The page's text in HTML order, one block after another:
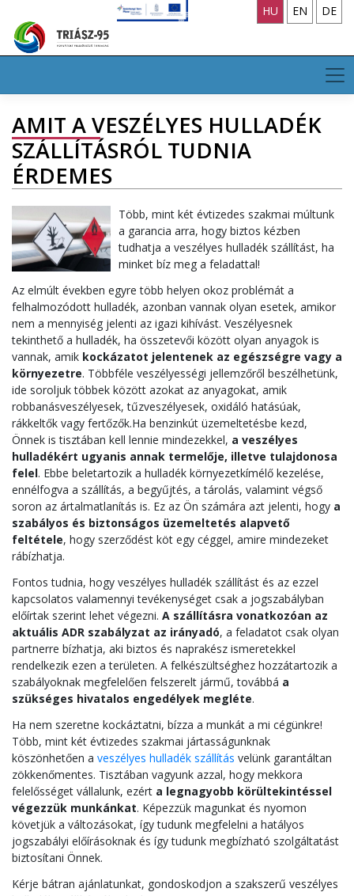
content
HU EN DE
AMIT A VESZÉLYES HULLADÉK
SZÁLLÍTÁSRÓL TUDNIA
ÉRDEMES
Több, mint két évtizedes szakmai múltunk
a garancia arra, hogy biztos kézben
tudhatja a veszélyes hulladék szállítást, ha
minket bíz meg a feladattal!
Az elmúlt években egyre több helyen okoz problémát a
felhalmozódott hulladék, azonban vannak olyan esetek, amikor
nem a mennyiség jelenti az igazi kihívást. Veszélyesnek
tekinthető a hulladék, ha összetevői között olyan anyagok is
vannak, amik kockázatot jelentenek az egészségre vagy a
környezetre. Többféle veszélyességi jellemzőről beszélhetünk,
ide soroljuk többek között azokat az anyagokat, amik
robbanásveszélyesek, tűzveszélyesek, oxidáló hatásúak,
rákkeltők vagy fertőzők.Ha benzinkút üzemeltetésbe kezd,
Önnek is tisztában kell lennie mindezekkel, a veszélyes
hulladékért ugyanis annak termelője, illetve tulajdonosa
felel. Ebbe beletartozik a hulladék környezetkímélő kezelése,
ennélfogva a szállítás, a begyűjtés, a tárolás, valamint végső
soron az ártalmatlanítás is. Ez az Ön számára azt jelenti, hogy a
szabályos és biztonságos üzemeltetés alapvető
feltétele, hogy szerződést köt egy céggel, amire mindezeket
rábízhatja.
Fontos tudnia, hogy veszélyes hulladék szállítást és az ezzel
kapcsolatos valamennyi tevékenységet csak a jogszabályban
előírtak szerint lehet végezni. A szállításra vonatkozóan az
aktuális ADR szabályzat az irányadó, a feladatot csak olyan
partnerre bízhatja, aki biztos és naprakész ismeretekkel
rendelkezik ezen a területen. A felkészültséghez hozzátartozik a
szabályoknak megfelelően felszerelt jármű, továbbá a
szükséges hivatalos engedélyek megléte.
Ha nem szeretne kockáztatni, bízza a munkát a mi cégünkre!
Több, mint két évtizedes szakmai jártasságunknak
köszönhetően a veszélyes hulladék szállítás velünk garantáltan
zökkenőmentes. Tisztában vagyunk azzal, hogy mekkora
felelősséget vállalunk, ezért a legnagyobb körültekintéssel
végezzük munkánkat. Képezzük magunkat és nyomon
követjük a változásokat, így tudunk megfelelni a hatályos
jogszabályi előírásoknak és így tudunk megbízható szolgáltatást
biztosítani Önnek.
Kérje bátran ajánlatunkat, gondoskodjon a szakszerű veszélyes